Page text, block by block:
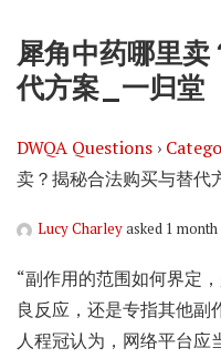
犀角中药哪里
代方案_一归堂
DWQA Questions ›
卖？揭秘合法购买与替代
Lucy Charleyasked 1
“副作用的范围如何界定
良反应，还是专指其他副
人程冠认为，网络平台应